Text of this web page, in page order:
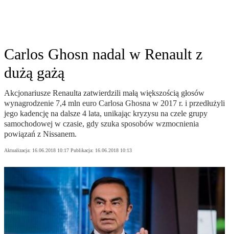
Carlos Ghosn nadal w Renault z
dużą gażą
Akcjonariusze Renaulta zatwierdzili małą większością głosów
wynagrodzenie 7,4 mln euro Carlosa Ghosna w 2017 r. i przedłużyli
jego kadencję na dalsze 4 lata, unikając kryzysu na czele grupy
samochodowej w czasie, gdy szuka sposobów wzmocnienia
powiązań z Nissanem.
Aktualizacja: 16.06.2018 10:17 Publikacja: 16.06.2018 10:13